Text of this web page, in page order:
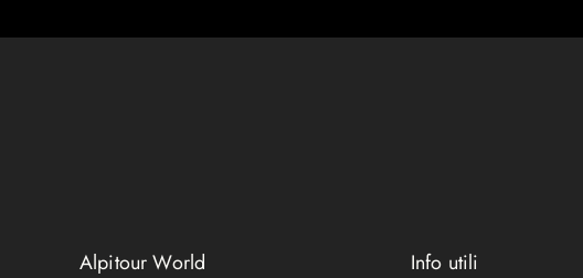
Alpitour World Info utili